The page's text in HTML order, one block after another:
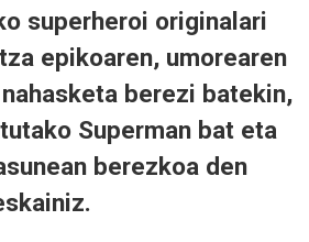
superheroi originalari
epikoaren, umorearen
berezi batekin,
Superman bat eta
berezkoa den